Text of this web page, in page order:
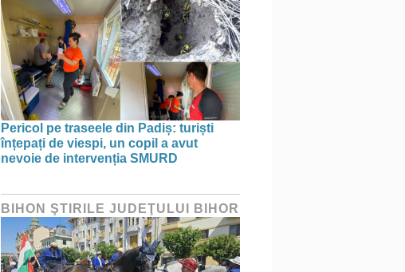
Pericol pe traseele din Padiș: turiști
înțepați de viespi, un copil a avut
nevoie de intervenția SMURD
BIHON ŞTIRILE JUDEŢULUI BIHOR